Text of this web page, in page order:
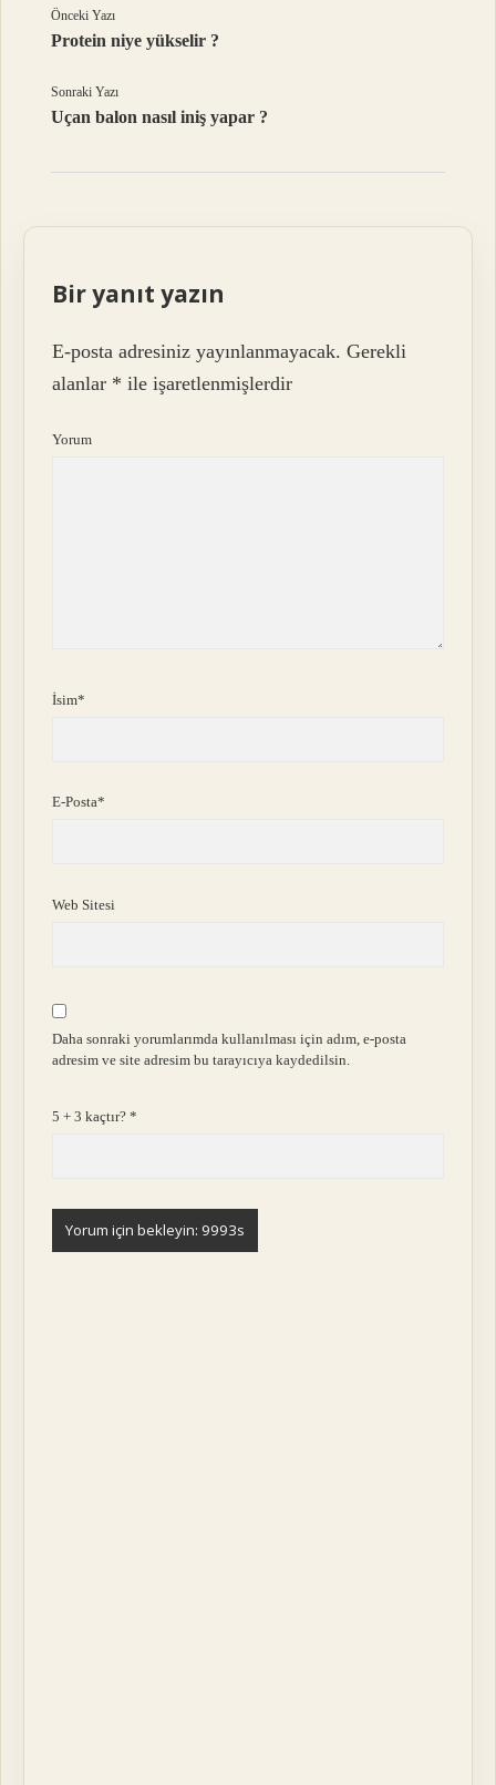
Önceki Yazı
Protein niye yükselir ?
Sonraki Yazı
Uçan balon nasıl iniş yapar ?
Bir yanıt yazın
E-posta adresiniz yayınlanmayacak. Gerekli
alanlar * ile işaretlenmişlerdir
Yorum
İsim*
E-Posta*
Web Sitesi
Daha sonraki yorumlarımda kullanılması için adım, e-posta
adresim ve site adresim bu tarayıcıya kaydedilsin.
5 + 3 kaçtır?*